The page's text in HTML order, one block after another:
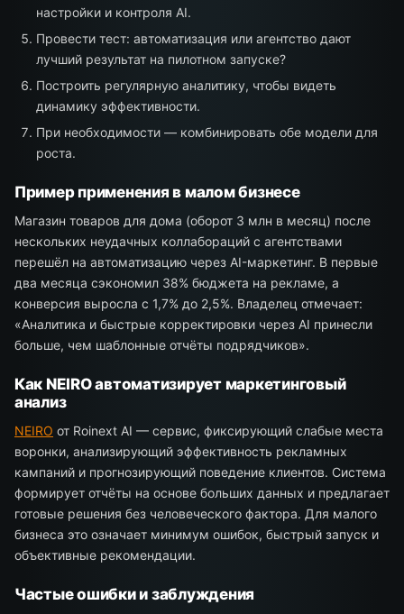
настройки и контроля AI.
Провести тест: автоматизация или агентство дают
лучший результат на пилотном запуске?
Построить регулярную аналитику, чтобы видеть
динамику эффективности.
При необходимости — комбинировать обе модели для
роста.
Пример применения в малом бизнесе
Магазин товаров для дома (оборот 3 млн в месяц) после
нескольких неудачных коллабораций с агентствами
перешёл на автоматизацию через AI-маркетинг. В первые
два месяца сэкономил 38% бюджета на рекламе, а
конверсия выросла с 1,7% до 2,5%. Владелец отмечает:
«Аналитика и быстрые корректировки через AI принесли
больше, чем шаблонные отчёты подрядчиков».
Как NEIRO автоматизирует маркетинговый
анализ
NEIRO от Roinext AI — сервис, фиксирующий слабые места
воронки, анализирующий эффективность рекламных
кампаний и прогнозирующий поведение клиентов. Система
формирует отчёты на основе больших данных и предлагает
готовые решения без человеческого фактора. Для малого
бизнеса это означает минимум ошибок, быстрый запуск и
объективные рекомендации.
Частые ошибки и заблуждения